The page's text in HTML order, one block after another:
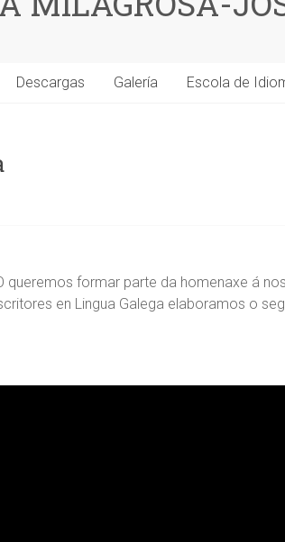
Descargas Galería Escola de
queremos formar parte da homenaxe á
en Lingua Galega elaboramos o